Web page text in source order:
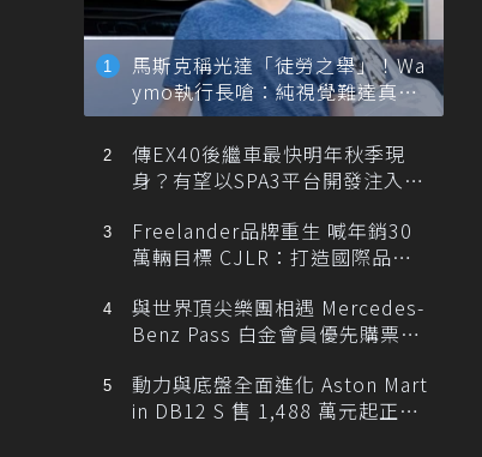
馬斯克稱光達「徒勞之舉」！Wa
ymo執行長嗆：純視覺難達真正
自動駕駛
傳EX40後繼車最快明年秋季現
身？有望以SPA3平台開發注入80
Freelander品牌重生 喊年銷30
萬輛目標 CJLR：打造國際品牌
與世界頂尖樂團相遇 Mercedes-
Benz Pass 白金會員優先購票維
動力與底盤全面進化 Aston Mart
in DB12 S 售 1,488 萬元起正式